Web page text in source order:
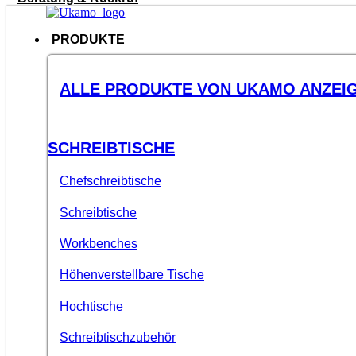
PRODUKTE
ALLE PRODUKTE VON UKAMO
SCHREIBTISCHE
Chefschreibtische
Schreibtische
Workbenches
Höhenverstellbare Tische
Hochtische
Schreibtischzubehör